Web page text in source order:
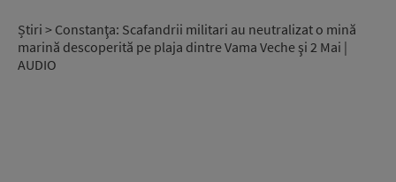
Știri > Constanţa: Scafandrii militari au neutralizat o mină
marină descoperită pe plaja dintre Vama Veche şi 2 Mai |
AUDIO
RADIO
CONCURSURI